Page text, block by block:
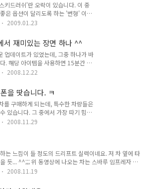
키드러쉬'란 오락이 있습니다. 이 중
은 옵션이 달리도록 하는 '변형' 이라
서 1등 옵션이 나오기가 하늘의 별따
와 옵션 변형 용액을 넣고 변형하기를
2km 변형 나오기도 힘든게 이 시스
1km인데 3등으로 3km + 2km 짜
안이 벙벙하고 기분이 너무 좋데요
사 같은 것을 보고 어떻게 저런게 생
해가 가네요 ^^;; 아래 사진은 제 첫
2009.01.23
재미있는 장면 하나 ^^
업데이트가 있었는데, 그중 하나가 바
. 해당 아이템을 사용하면 15분간 트
래픽카는 트럭, 트레일러, 티코, 경
코가 쟁쟁한 슈퍼카들을 재치고 배틀
티코에게 발렸다는 생각이 찜찜하긴
^^
2008.12.22
을 땃습니다. ㅋ
를 구매하게 되는데, 특수한 차량들은
있습니다. 그 중에서 가장 따기 힘들
득 했습니다. 실제 차량명은 BMW
미지는 아래와 같습니다. 그리고 게
클릭해서 보실 수 있습니다. ㅋ 쿠
까, 아니면 쿠폰을 경매장에 내 놓을
배틀만 즐기면서 해야 겠네요 ㅋ
2008.11.29
는 느낌이 들 정도의 드리프트 실력이네요. 저 차 옆에 타
듯... ^^;;; 위 동영상에 나오는 차는 스바루 임프레자 입
속이 최고인 임팩트란 차로 나오죠 ㅎ 아래 동영상이랑 비
2008.11.19